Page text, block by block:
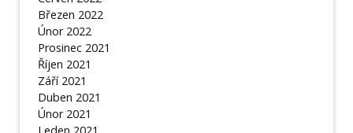
Březen 2022
Únor 2022
Prosinec 2021
Říjen 2021
Září 2021
Duben 2021
Únor 2021